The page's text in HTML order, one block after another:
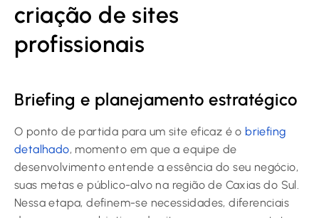
criação de sites
profissionais
Briefing e planejamento estratégico
O ponto de partida para um site eficaz é o briefing
detalhado, momento em que a equipe de
desenvolvimento entende a essência do seu negócio,
suas metas e público-alvo na região de Caxias do Sul.
Nessa etapa, definem-se necessidades, diferenciais